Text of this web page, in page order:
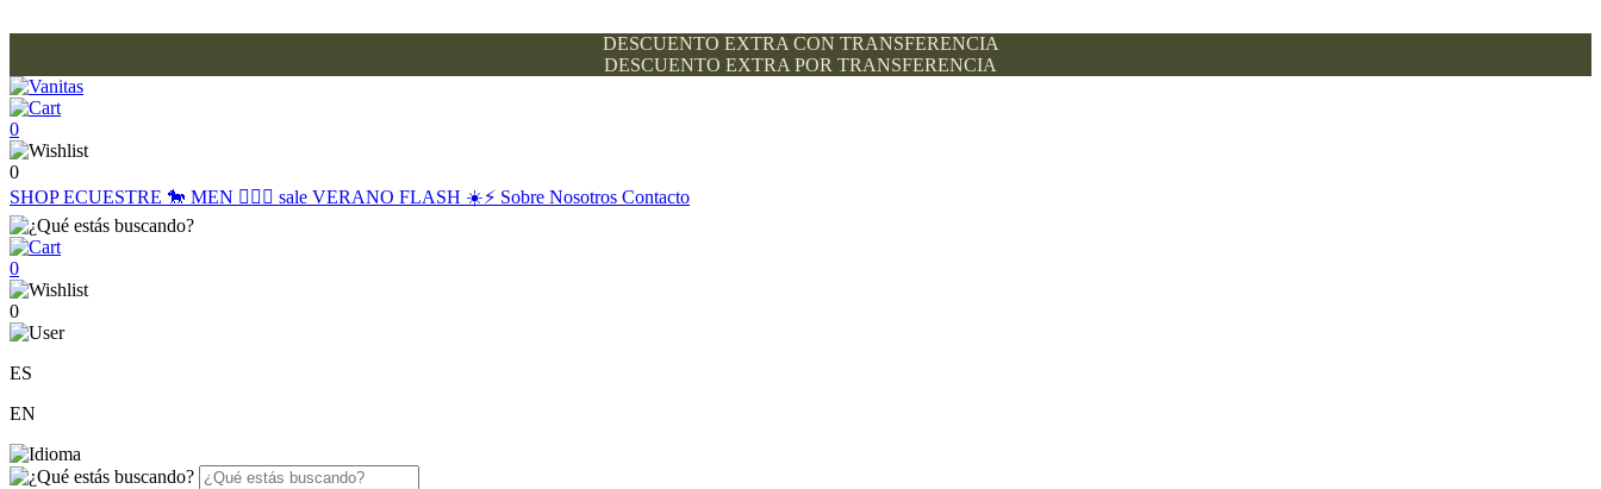
DESCUENTO EXTRA CON TRANSFERENCIA
DESCUENTO EXTRA POR TRANSFERENCIA
0
0
SHOPECUESTRE 🐎 MEN 🙋🏽‍♂️ sale VERANO FLASH ☀️⚡️ Sobre Nosotros Contacto
0
0
ES
EN